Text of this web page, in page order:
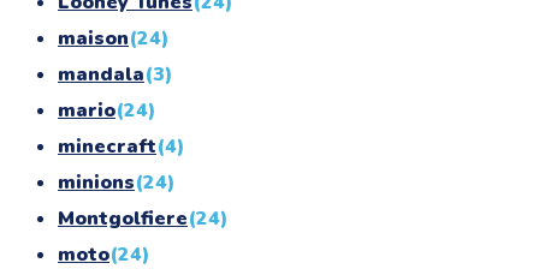
maison(24)
mandala(3)
mario(24)
minecraft(4)
minions(24)
Montgolfiere(24)
moto(24)